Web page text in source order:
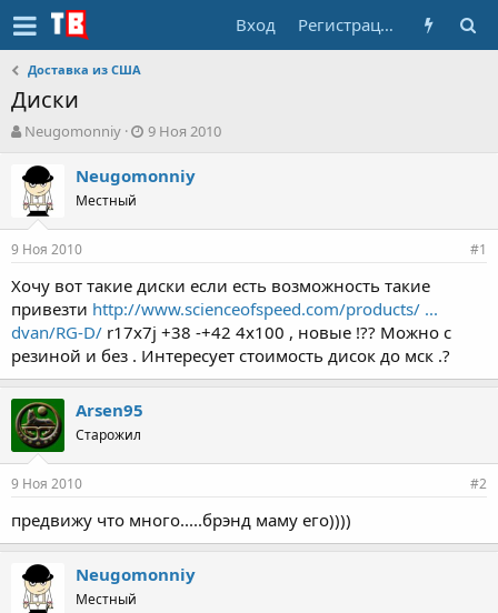
Вход Регистрация
Доставка из США
Диски
А
т
о
р
т
е
ы
Neugomonniy
Д
т
а
л
а
9 Ноя 2010
Neugomonniy
Местный
9 Ноя 2010 #1
Хочу вот такие диски если есть возможность такие
привезти http://www.scienceofspeed.com/products/ ...
dvan/RG-D/ r17x7j +38 -+42 4x100 , новые !?? Можно с
резиной и без . Интересует стоимость дисок до мск .?
Arsen95
Старожил
9 Ноя 2010 #2
предвижу что много.....брэнд маму его))))
Neugomonniy
Местный